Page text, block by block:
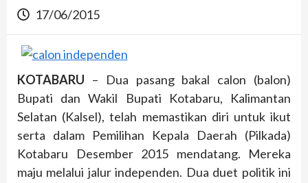
17/06/2015
KOTABARU – Dua pasang bakal calon (balon)
Bupati dan Wakil Bupati Kotabaru, Kalimantan
Selatan (Kalsel), telah memastikan diri untuk ikut
serta dalam Pemilihan Kepala Daerah (Pilkada)
Kotabaru Desember 2015 mendatang. Mereka
maju melalui jalur independen. Dua duet politik ini